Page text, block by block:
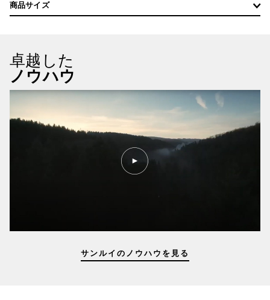
商品サイズ
卓越した
ノウハウ
サンルイのノウハウを見る
PLAY
VIDEO
KNOW-